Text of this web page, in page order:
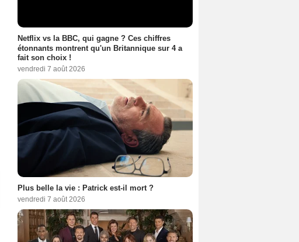
Netflix vs la BBC, qui gagne ? Ces chiffres
étonnants montrent qu'un Britannique sur 4 a
fait son choix !
vendredi 7 août 2026
Plus belle la vie : Patrick est-il mort ?
vendredi 7 août 2026